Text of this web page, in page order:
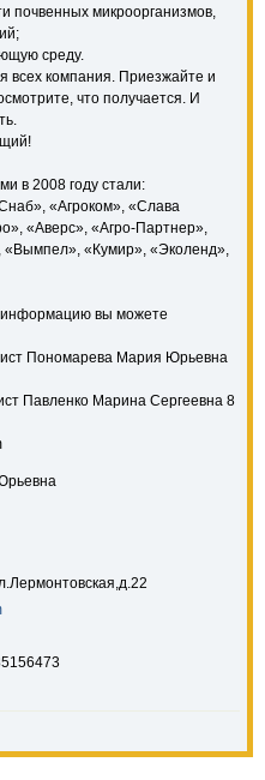
почвенных микроорганизмов,
среду.
всех компания. Приезжайте и
что получается. И
в 2008 году стали:
«Агроком», «Слава
«Аверс», «Агро-Партнер»,
«Вымпел», «Кумир», «Эколенд»,
вы можете
Пономарева Мария Юрьевна
Павленко Марина Сергеевна 8